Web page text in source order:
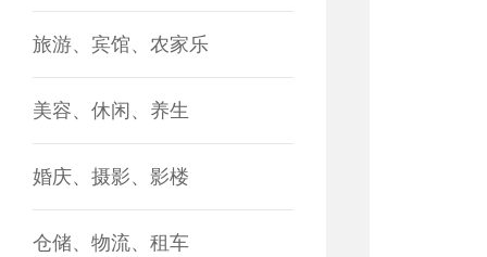
旅游、宾馆、农家乐
美容、休闲、养生
婚庆、摄影、影楼
仓储、物流、租车